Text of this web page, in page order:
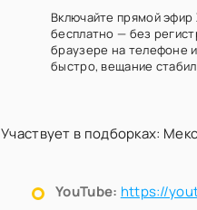
Включайте прямой эфир
бесплатно — без
браузере на телефоне
быстро, вещание
Участвует в подборках:
YouTube: https://